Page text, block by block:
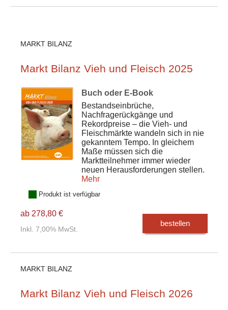
MARKT BILANZ
Markt Bilanz Vieh und Fleisch 2025
Buch oder E-Book
Bestandseinbrüche,
Nachfragerückgänge und
Rekordpreise – die Vieh- und
Fleischmärkte wandeln sich in nie
gekanntem Tempo. In gleichem
Maße müssen sich die
Marktteilnehmer immer wieder
neuen Herausforderungen stellen.
Mehr
Produkt ist verfügbar
ab 278,80 €
Inkl. 7,00% MwSt.
bestellen
MARKT BILANZ
Markt Bilanz Vieh und Fleisch 2026